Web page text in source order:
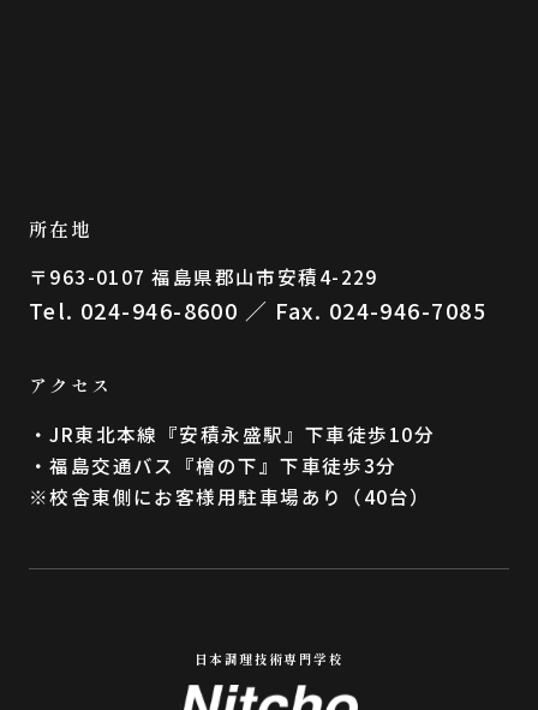
所在地
〒963-0107 福島県郡⼭市安積4-229
Tel. 024-946-8600 ／ Fax. 024-946-7085
アクセス
・JR東北本線『安積永盛駅』下車徒歩10分
・福島交通バス『檜の下』下車徒歩3分
※校舎東側にお客様用駐車場あり（40台）
日本調理技術専門学校